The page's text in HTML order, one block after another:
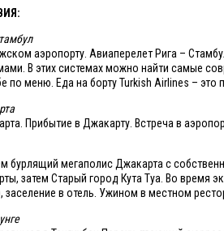
аэропорту. Авиаперелет Рига –
В этих системах можно найти самые
по меню. Еда на борту Turkish Airlines –
Прибытие в Джакарту. Встреча в
бурлящий мегаполис Джакарта с
затем Старый город Кута Туа. Во время
заселение в отель. Ужином в местном